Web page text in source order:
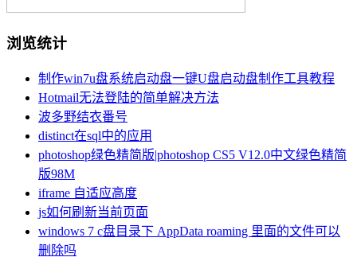
浏览统计
制作win7u盘系统启动盘一键U盘启动盘制作工具教程
Hotmail无法登陆的简单解决方法
波多野结衣番号
distinct在sql中的应用
photoshop绿色精简版|photoshop CS5 V12.0中文绿色精简
版98M
iframe 自适应高度
js如何刷新当前页面
windows 7 c盘目录下 AppData roaming 里面的文件可以
删除吗